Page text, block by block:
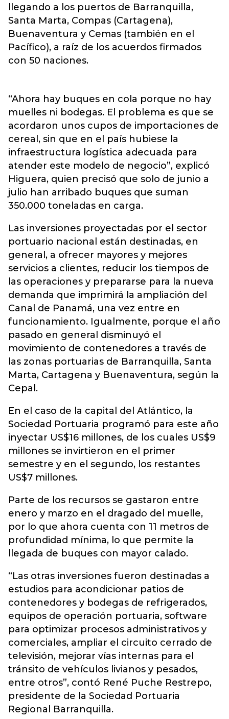
llegando a los puertos de Barranquilla,
Santa Marta, Compas (Cartagena),
Buenaventura y Cemas (también en el
Pacífico), a raíz de los acuerdos firmados
con 50 naciones.
“Ahora hay buques en cola porque no hay
muelles ni bodegas. El problema es que se
acordaron unos cupos de importaciones de
cereal, sin que en el país hubiese la
infraestructura logística adecuada para
atender este modelo de negocio”, explicó
Higuera, quien precisó que solo de junio a
julio han arribado buques que suman
350.000 toneladas en carga.
Las inversiones proyectadas por el sector
portuario nacional están destinadas, en
general, a ofrecer mayores y mejores
servicios a clientes, reducir los tiempos de
las operaciones y prepararse para la nueva
demanda que imprimirá la ampliación del
Canal de Panamá, una vez entre en
funcionamiento. Igualmente, porque el año
pasado en general disminuyó el
movimiento de contenedores a través de
las zonas portuarias de Barranquilla, Santa
Marta, Cartagena y Buenaventura, según la
Cepal.
En el caso de la capital del Atlántico, la
Sociedad Portuaria programó para este año
inyectar US$16 millones, de los cuales US$9
millones se invirtieron en el primer
semestre y en el segundo, los restantes
US$7 millones.
Parte de los recursos se gastaron entre
enero y marzo en el dragado del muelle,
por lo que ahora cuenta con 11 metros de
profundidad mínima, lo que permite la
llegada de buques con mayor calado.
“Las otras inversiones fueron destinadas a
estudios para acondicionar patios de
contenedores y bodegas de refrigerados,
equipos de operación portuaria, software
para optimizar procesos administrativos y
comerciales, ampliar el circuito cerrado de
televisión, mejorar vías internas para el
tránsito de vehículos livianos y pesados,
entre otros”, contó René Puche Restrepo,
presidente de la Sociedad Portuaria
Regional Barranquilla.